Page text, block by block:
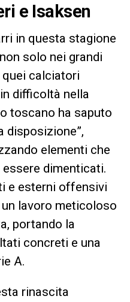
e Isaksen
in questa stagione
solo nei grandi
calciatori
difficoltà nella
toscano ha saputo
disposizione”,
elementi che
dimenticati.
e esterni offensivi
lavoro meticoloso
portando la
concreti e una
A.
rinascita